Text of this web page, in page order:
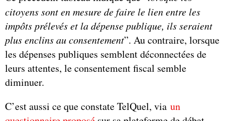
citoyens sont en mesure de faire le lien entre les
impôts prélevés et la dépense publique, ils seraient
plus enclins au consentement”. Au contraire, lorsque
les dépenses publiques semblent déconnectées de
leurs attentes, le consentement fiscal semble
diminuer.
C’est aussi ce que constate TelQuel, via un